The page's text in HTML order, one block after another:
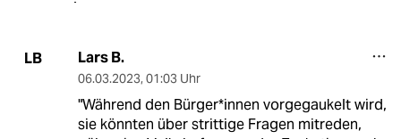
LB Lars B.
06.03.2023, 01:03 Uhr
"Während den Bür­ge­r*in­nen vorgegaukelt wird,
sie könnten über strittige Fragen mitreden,